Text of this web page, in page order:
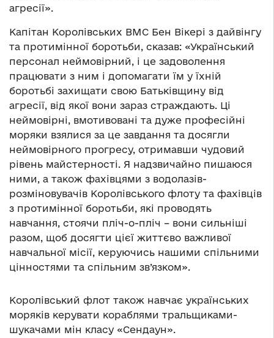
агресії».
Капітан Королівських ВМС Бен Вікері з дайвінгу
та протимінної боротьби, сказав: «Український
персонал неймовірний, і це задоволення
працювати з ним і допомагати їм у їхній
боротьбі захищати свою Батьківщину від
агресії, від якої вони зараз страждають. Ці
неймовірні, вмотивовані та дуже професійні
моряки взялися за це завдання та досягли
неймовірного прогресу, отримавши чудовий
рівень майстерності. Я надзвичайно пишаюся
ними, а також фахівцями з водолазів-
розміновувачів Королівського флоту та фахівців
з протимінної боротьби, які проводять
навчання, стоячи пліч-о-пліч – вони сильніші
разом, щоб досягти цієї життєво важливої
навчальної місії, керуючись нашими спільними
цінностями та спільним зв’язком».
Королівський флот також навчає українських
моряків керувати кораблями тральщиками-
шукачами мін класу «Сендаун».